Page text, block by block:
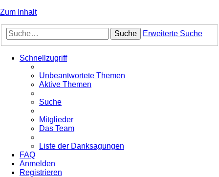
Zum Inhalt
Suche Erweiterte Suche
Schnellzugriff
Unbeantwortete Themen
Aktive Themen
Suche
Mitglieder
Das Team
Liste der Danksagungen
FAQ
Anmelden
Registrieren